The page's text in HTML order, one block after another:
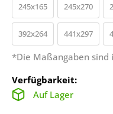
245x165 245x270
392x264 441x297
*Die Maßangaben sind
Verfügbarkeit:
Auf Lager